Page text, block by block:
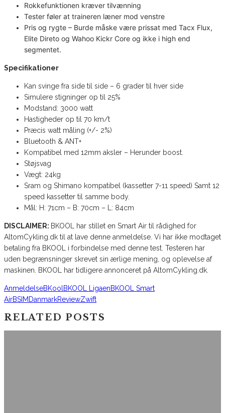
Rokkefunktionen kræver tilvænning
Tester føler at traineren læner mod venstre
Pris og rygte – Burde måske være prissat med Tacx Flux,
Elite Direto og Wahoo Kickr Core og ikke i high end
segmentet.
Specifikationer
Kan svinge fra side til side – 6 grader til hver side
Simulere stigninger op til 25%
Modstand: 3000 watt
Hastigheder op til 70 km/t
Præcis watt måling (+/- 2%)
Bluetooth & ANT+
Kompatibel med 12mm aksler – Herunder boost.
Støjsvag
Vægt: 24kg
Sram og Shimano kompatibel (kassetter 7-11 speed) Samt 12
speed kassetter til samme body.
Mål: H: 71cm – B: 70cm – L: 84cm
DISCLAIMER: BKOOL har stillet en Smart Air til rådighed for
AltomCykling.dk til at lave denne anmeldelse. Vi har ikke modtaget
betaling fra BKOOL i forbindelse med denne test. Testeren har
uden begrænsninger skrevet sin ærlige mening, og oplevelse af
maskinen. BKOOL har tidligere annonceret på AltomCykling.dk.
AnmeldelseBKool BKOOL LigaenBKOOL Smart
AirBSIM DanmarkReviewZwift
RELATED POSTS